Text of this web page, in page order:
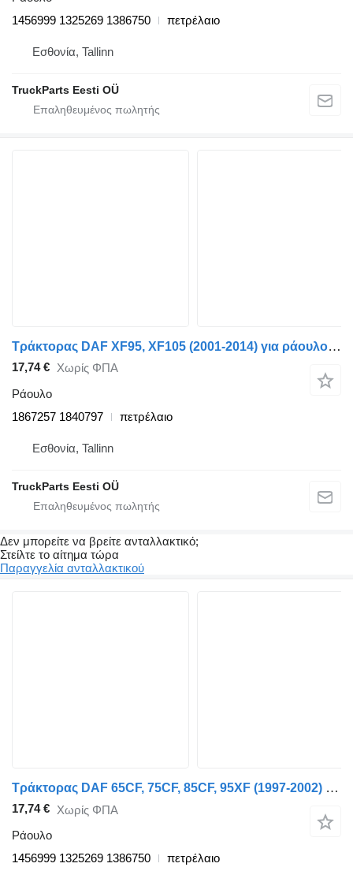
1456999 1325269 1386750
πετρέλαιο
Εσθονία, Tallinn
TruckParts Eesti OÜ
Τράκτορας DAF XF95, XF105 (2001-2014) για ράουλο DAF XF105 (01.05-) 1867257 1840797
17,74 € Χωρίς ΦΠΑ
Ράουλο
1867257 1840797
πετρέλαιο
Εσθονία, Tallinn
TruckParts Eesti OÜ
Δεν μπορείτε να βρείτε ανταλλακτικό;
Στείλτε το αίτημα τώρα
Παραγγελία ανταλλακτικού
Τράκτορας DAF 65CF, 75CF, 85CF, 95XF (1997-2002) για ράουλο DAF 95XF (01.97-12.02) 1456999
17,74 € Χωρίς ΦΠΑ
Ράουλο
1456999 1325269 1386750
πετρέλαιο